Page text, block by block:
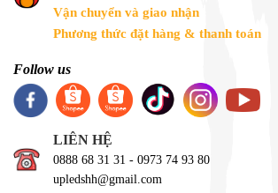
Vận chuyển và giao nhận
Phương thức đặt hàng & thanh toán
Follow us
LIÊN HỆ
0888 68 31 31 - 0973 74 93 80
upledshh@gmail.com